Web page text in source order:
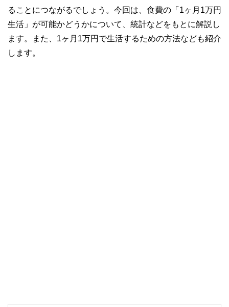
ることにつながるでしょう。今回は、食費の「1ヶ月1万円
生活」が可能かどうかについて、統計などをもとに解説し
ます。また、1ヶ月1万円で生活するための方法なども紹介
します。